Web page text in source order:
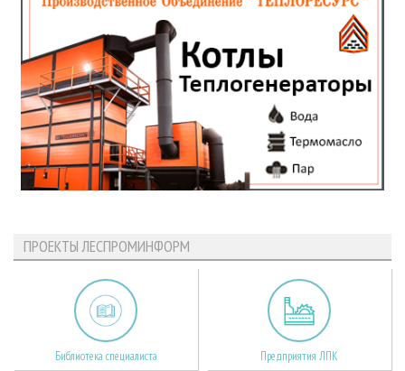
ПРОЕКТЫ ЛЕСПРОМИНФОРМ
Библиотека специалиста Предприятия ЛПК